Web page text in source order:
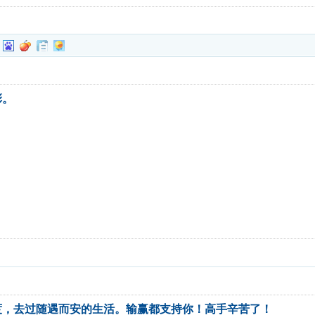
去过随遇而安的生活。输赢都支持你！高手辛苦了！